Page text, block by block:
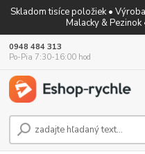
Skladom tisíce položiek •
Malacky &
0948 484 313
Po-Pia 7:30-16:00 hod